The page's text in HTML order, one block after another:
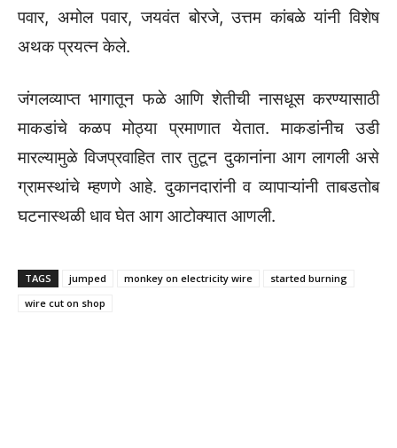
पवार, अमोल पवार, जयवंत बोरजे, उत्तम कांबळे यांनी विशेष
अथक प्रयत्न केले.
जंगलव्याप्त भागातून फळे आणि शेतीची नासधूस करण्यासाठी
माकडांचे कळप मोठ्या प्रमाणात येतात. माकडांनीच उडी
मारल्यामुळे विजप्रवाहित तार तुटून दुकानांना आग लागली असे
ग्रामस्थांचे म्हणणे आहे. दुकानदारांनी व व्यापाऱ्यांनी ताबडतोब
घटनास्थळी धाव घेत आग आटोक्यात आणली.
TAGS jumped monkey on electricity wire
started burning
wire cut on shop